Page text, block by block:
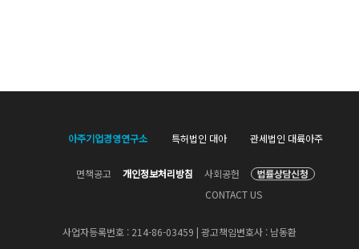
아주기업경영연구소 특허법인 대아 관세법인 대륙아주
면책공고 개인정보처리방침
사회공헌
CONTACT US
사업자등록번호 : 214-86-03459 | 광고책임변호사 : 남동환